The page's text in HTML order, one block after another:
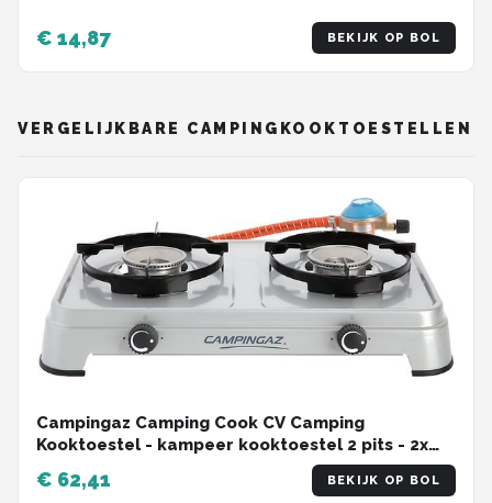
€ 14,87 BEKIJK OP BOL
VERGELIJKBARE CAMPINGKOOKTOESTELLEN
Campingaz Camping Cook CV Camping
Kooktoestel - kampeer kooktoestel 2 pits - 2x
€ 62,41 BEKIJK OP BOL